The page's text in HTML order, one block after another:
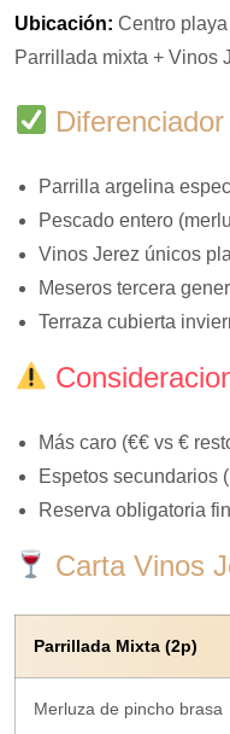
Ubicación: Centro playa
Parrillada mixta + Vinos
Parrilla argelina
Pescado entero
Vinos Jerez únicos
Meseros tercera
Terraza cubierta
Más caro (€€ vs €
Espetos secundarios
Reserva obligatoria
Carta Vinos
Parrillada Mixta (2p)
Merluza de pincho brasa